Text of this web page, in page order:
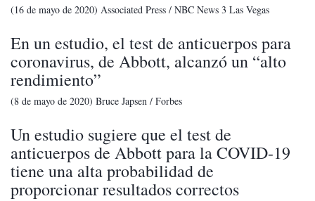
(16 de mayo de 2020) Associated Press / NBC News 3 Las Vegas
En un estudio, el test de anticuerpos para
coronavirus, de Abbott, alcanzó un “alto
rendimiento”
(8 de mayo de 2020) Bruce Japsen / Forbes
Un estudio sugiere que el test de
anticuerpos de Abbott para la COVID-19
tiene una alta probabilidad de
proporcionar resultados correctos